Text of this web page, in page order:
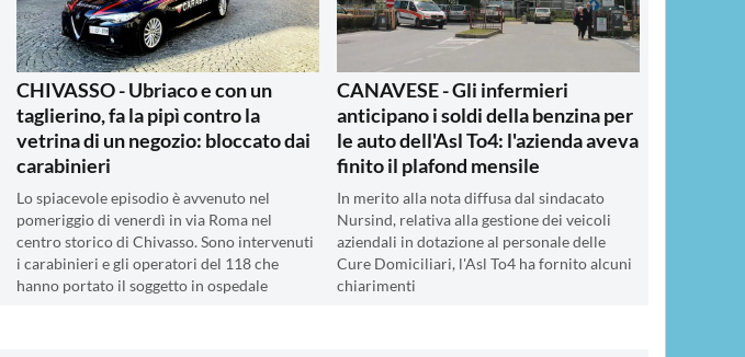
CHIVASSO - Ubriaco e con un
taglierino, fa la pipì contro la
vetrina di un negozio: bloccato dai
carabinieri
Lo spiacevole episodio è avvenuto nel
pomeriggio di venerdì in via Roma nel
centro storico di Chivasso. Sono intervenuti
i carabinieri e gli operatori del 118 che
hanno portato il soggetto in ospedale
CANAVESE - Gli infermieri
anticipano i soldi della benzina per
le auto dell'Asl To4: l'azienda aveva
finito il plafond mensile
In merito alla nota diffusa dal sindacato
Nursind, relativa alla gestione dei veicoli
aziendali in dotazione al personale delle
Cure Domiciliari, l'Asl To4 ha fornito alcuni
chiarimenti